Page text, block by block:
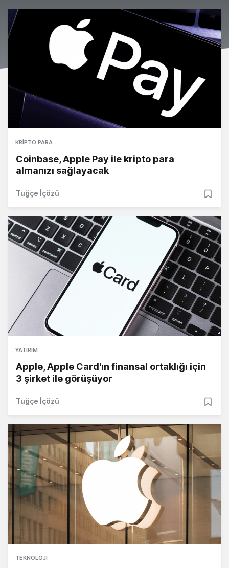
KRIPTO PARA
Coinbase, Apple Pay ile kripto para
almanızı sağlayacak
Tuğçe İçözü
YATIRIM
Apple, Apple Card'ın finansal ortaklığı için
3 şirket ile görüşüyor
Tuğçe İçözü
TEKNOLOJI